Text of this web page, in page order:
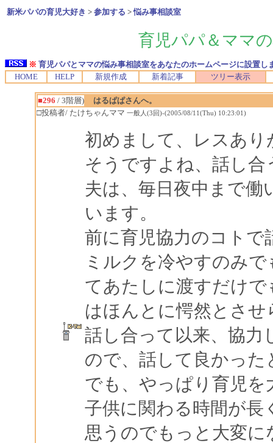
新米パパの育児大好き > 参加する >悩み事相談室
育児パパ＆ママ
※ 育児パパとママの悩み事相談室をあなたのホームページに設置し
HOME
HELP 新規作成 新着記事 ツリー表示
■296 / 3階層)
はるぱぱさんへ。
□投稿者/ たけちゃんママ 一般人(3回)-(2005/08/11(Thu) 10:23:01)
初めまして、レスあ
そうですよね、話し
夫は、毎日夜中まで
います。
前に育児協力のコト
ミルクを冷やすのみ
てあたしに渡すだけ
はほんとに愕然とさせ
話し合って以来、協力
ので、話して良かった
でも、やっぱり育児
子供に関わる時間が長
思うのでもっと大変